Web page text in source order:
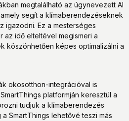
megtalálható az úgynevezett AI
segít a klímaberendezéseknek
igazodni. Ez a mesterséges
az idő elteltével megismeri a
köszönhetően képes optimalizálni a
okosotthon-integrációval is
platformján keresztül a
tudjuk a klímaberendezés
SmartThings lehetővé teszi más